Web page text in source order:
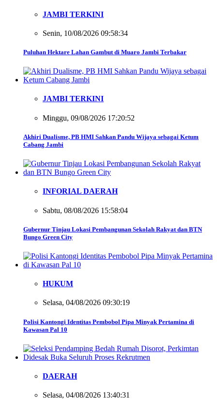
JAMBI TERKINI
Senin, 10/08/2026 09:58:34
Puluhan Hektare Lahan Gambut di Muaro Jambi Terbakar
JAMBI TERKINI
Minggu, 09/08/2026 17:20:52
Akhiri Dualisme, PB HMI Sahkan Pandu Wijaya sebagai Ketum
Cabang Jambi
INFORIAL DAERAH
Sabtu, 08/08/2026 15:58:04
Gubernur Tinjau Lokasi Pembangunan Sekolah Rakyat dan BTN
Bungo Green City
HUKUM
Selasa, 04/08/2026 09:30:19
Polisi Kantongi Identitas Pembobol Pipa Minyak Pertamina di
Kawasan Pal 10
DAERAH
Selasa, 04/08/2026 13:40:31